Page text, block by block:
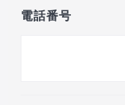
電話番号